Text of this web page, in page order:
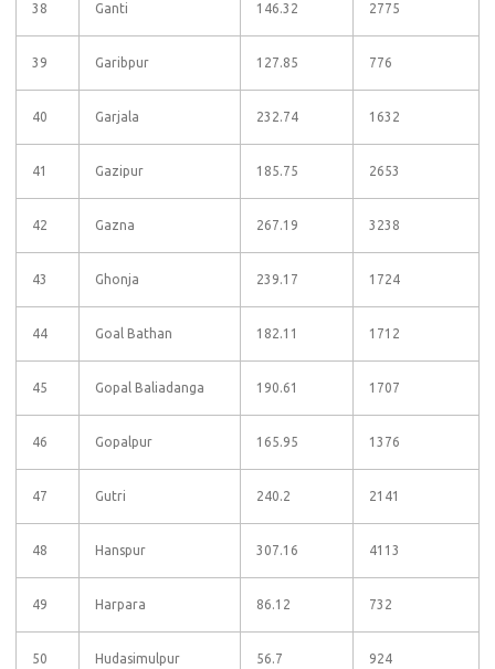
38 Ganti 146.32 2775
39 Garibpur 127.85 776
40 Garjala 232.74 1632
41 Gazipur 185.75 2653
42 Gazna 267.19 3238
43 Ghonja 239.17 1724
44 Goal Bathan 182.11 1712
45 Gopal Baliadanga 190.61 1707
46 Gopalpur 165.95 1376
47 Gutri 240.2 2141
48 Hanspur 307.16 4113
49 Harpara 86.12 732
50 Hudasimulpur 56.7 924